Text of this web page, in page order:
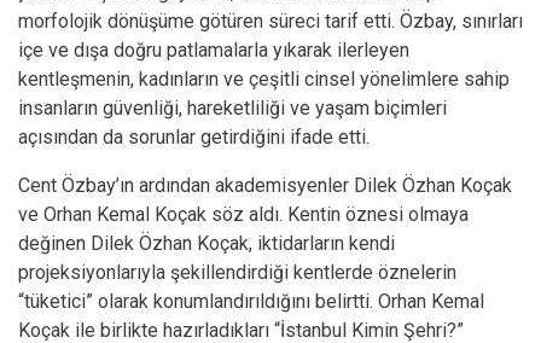
morfolojik dönüşüme götüren süreci tarif etti. Özbay, sınırları
içe ve dışa doğru patlamalarla yıkarak ilerleyen
kentleşmenin, kadınların ve çeşitli cinsel yönelimlere sahip
insanların güvenliği, hareketliliği ve yaşam biçimleri
açısından da sorunlar getirdiğini ifade etti.
Cent Özbay’ın ardından akademisyenler Dilek Özhan Koçak
ve Orhan Kemal Koçak söz aldı. Kentin öznesi olmaya
değinen Dilek Özhan Koçak, iktidarların kendi
projeksiyonlarıyla şekillendirdiği kentlerde öznelerin
“tüketici” olarak konumlandırıldığını belirtti. Orhan Kemal
Koçak ile birlikte hazırladıkları “İstanbul Kimin Şehri?”